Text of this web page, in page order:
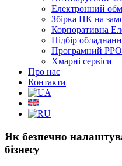
Електронний
Збірка ПК на
Корпоративна
Підбір
Програмний РРО
Хмарні сервіси
Про нас
Контакти
Як безпечно
бізнесу